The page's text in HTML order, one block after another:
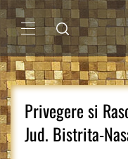
Sari
la
conținutMENIU
PRINCIPAL
Privegere si
Jud. Bistrita-